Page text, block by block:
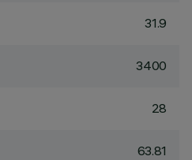
31.9
3400
28
63.81